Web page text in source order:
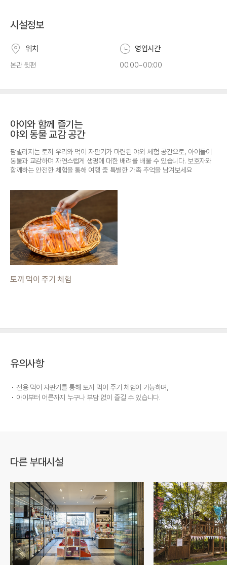
시설정보
위치
본관 뒷편
영업시간
00:00~00:00
아이와 함께 즐기는
야외 동물 교감 공간
팜빌리지는 토끼 우리와 먹이 자판기가 마련된 야외 체험 공간으로, 아이들이
동물과 교감하며 자연스럽게 생명에 대한 배려를 배울 수 있습니다. 보호자와
함께하는 안전한 체험을 통해 여행 중 특별한 가족 추억을 남겨보세요
토끼 먹이 주기 체험
유의사항
전용 먹이 자판기를 통해 토끼 먹이 주기 체험이 가능하며,
아이부터 어른까지 누구나 부담 없이 즐길 수 있습니다.
다른 부대시설